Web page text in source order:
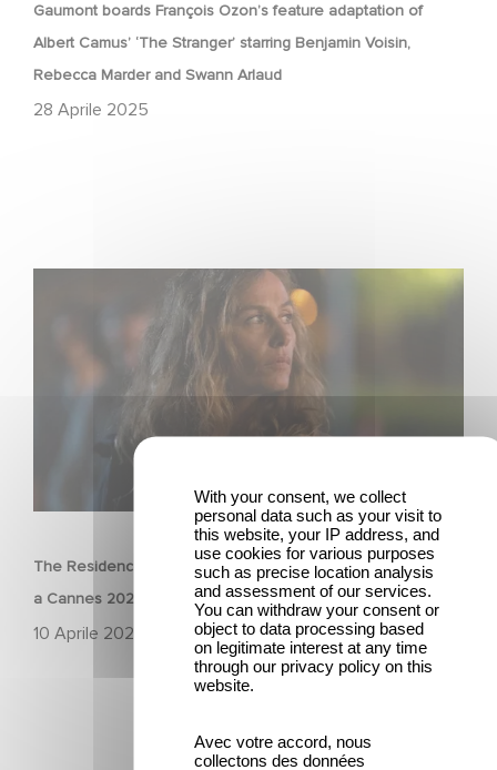
Gaumont boards François Ozon’s feature adaptation of
Albert Camus’ ‘The Stranger’ starring Benjamin Voisin,
Rebecca Marder and Swann Arlaud
28 Aprile 2025
FILM
The Residence di Yann Gozlan: selezionato fuori concorso
a Cannes 2025
10 Aprile 2025
The Residence di Yann Gozlan: selezionato fuori
concorso a Cannes 2025
With your consent, we collect
personal data such as your visit to
this website, your IP address, and
use cookies for various purposes
such as precise location analysis
and assessment of our services.
You can withdraw your consent or
object to data processing based
on legitimate interest at any time
through our privacy policy on this
website.
Avec votre accord, nous
collectons des données